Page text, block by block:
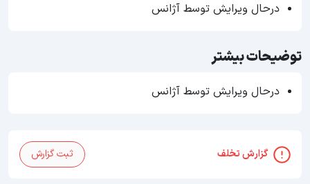
درحال ویرایش توسط آژانس
توضیحات بیشتر
درحال ویرایش توسط آژانس
گزارش تخلف ثبت گزارش